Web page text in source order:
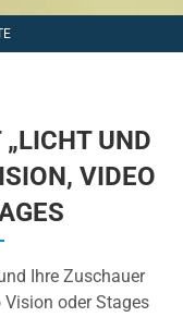
„LICHT UND
VIDEO
Ihre Zuschauer
oder Stages